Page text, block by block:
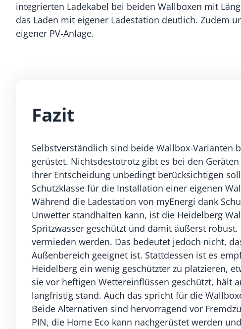
integrierten Ladekabel bei beiden Wallboxen mit
das Laden mit eigener Ladestation deutlich. Zudem
eigener PV-Anlage.
Fazit
Selbstverständlich sind beide Wallbox-Varianten
gerüstet. Nichtsdestotrotz gibt es bei den
Ihrer Entscheidung unbedingt berücksichtigen
Schutzklasse für die Installation einer eigenen
Während die Ladestation von myEnergi dank
Unwetter standhalten kann, ist die Heidelberg
Spritzwasser geschützt und damit äußerst
vermieden werden. Das bedeutet jedoch nicht,
Außenbereich geeignet ist. Stattdessen ist es
Heidelberg ein wenig geschützter zu platzieren,
sie vor heftigen Wettereinflüssen geschützt, hält
langfristig stand. Auch das spricht für die
Beide Alternativen sind hervorragend vor
PIN, die Home Eco kann nachgerüstet werden